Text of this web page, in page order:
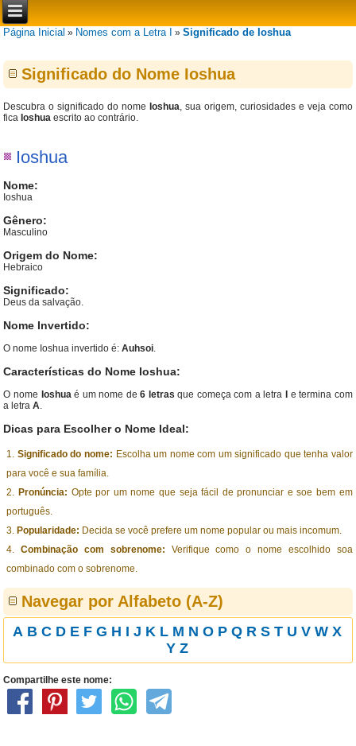
Página Inicial » Nomes com a Letra I »Significado de Ioshua
Significado do Nome Ioshua
Descubra o significado do nome Ioshua, sua origem, curiosidades e veja como
fica Ioshua escrito ao contrário.
Ioshua
Nome:
Ioshua
Gênero:
Masculino
Origem do Nome:
Hebraico
Significado:
Deus da salvação.
Nome Invertido:
O nome Ioshua invertido é:Auhsoi.
Características do Nome Ioshua:
O nome Ioshuaé um nome de6 letras que começa com a letra
e termina com
a letraA.
Dicas para Escolher o Nome Ideal:
Significado do nome: Escolha um nome com um significado que tenha valor
para você e sua família.
Pronúncia: Opte por um nome que seja fácil de pronunciar e soe bem em
português.
Popularidade: Decida se você prefere um nome popular ou mais incomum.
Combinação com sobrenome: Verifique como o nome escolhido soa
combinado com o sobrenome.
Navegar por Alfabeto (A-Z)
A B C D E F G H I J K L M N O P Q R S T U V W X
Y Z
Compartilhe este nome: